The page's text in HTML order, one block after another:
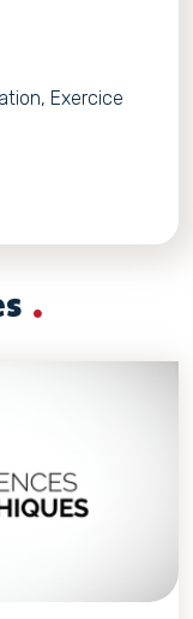
Exercice